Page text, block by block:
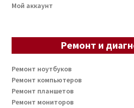
Мой аккаунт
Ремонт и
Ремонт ноутбуков
Ремонт компьютеров
Ремонт планшетов
Ремонт мониторов